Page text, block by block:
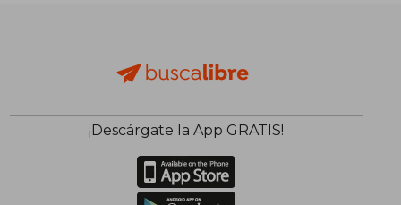
¡Descárgate la App GRATIS!